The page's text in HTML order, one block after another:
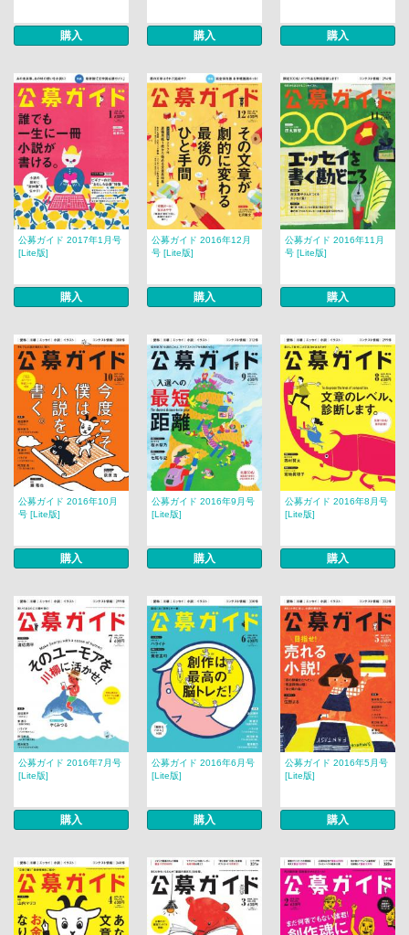
購入 購入 購入
公募ガイド 2017年1月号
[Lite版]
購入
公募ガイド 2016年12月
号 [Lite版]
購入
公募ガイド 2016年11月
号 [Lite版]
購入
公募ガイド 2016年10月
号 [Lite版]
購入
公募ガイド 2016年9月号
[Lite版]
購入
公募ガイド 2016年8月号
[Lite版]
購入
公募ガイド 2016年7月号
[Lite版]
購入
公募ガイド 2016年6月号
[Lite版]
購入
公募ガイド 2016年5月号
[Lite版]
購入